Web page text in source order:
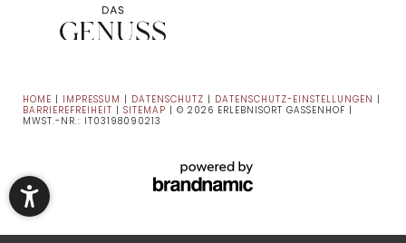
HOME | IMPRESSUM | DATENSCHUTZ | DATENSCHUTZ-EINSTELLUNGEN |
BARRIEREFREIHEIT | SITEMAP | © 2026 ERLEBNISORT GASSENHOF |
MWST.-NR.: IT03198090213